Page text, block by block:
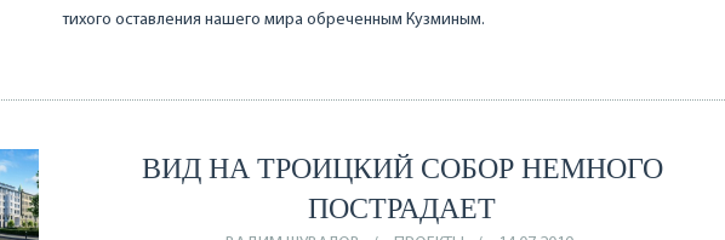
тихого оставления нашего мира обреченным Кузминым.
ВИД НА ТРОИЦКИЙ СОБОР НЕМНОГО
ПОСТРАДАЕТ